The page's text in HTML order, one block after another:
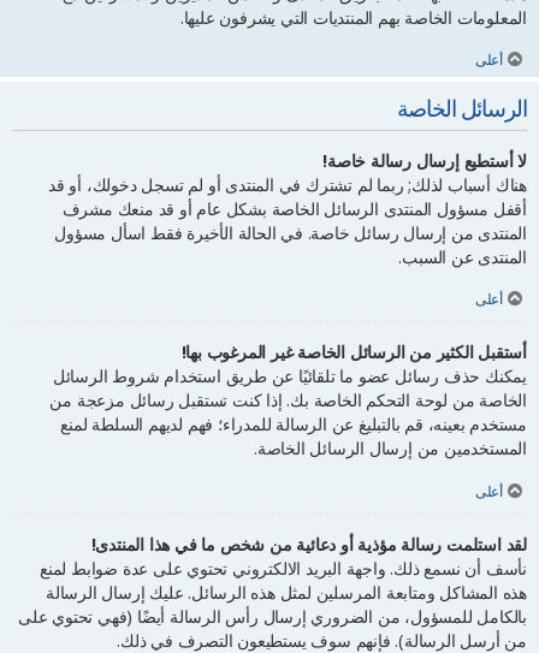
المعلومات الخاصة بهم المنتديات التي يشرفون عليها.
أعلى
الرسائل الخاصة
لا أستطيع إرسال رسالة خاصة!
هناك أسباب لذلك; ربما لم تشترك في المنتدى أو لم تسجل دخولك، أو قد
أقفل مسؤول المنتدى الرسائل الخاصة بشكل عام أو قد منعك مشرف
المنتدى من إرسال رسائل خاصة. في الحالة الأخيرة فقط اسأل مسؤول
المنتدى عن السبب.
أعلى
أستقبل الكثير من الرسائل الخاصة غير المرغوب بها!
يمكنك حذف رسائل عضو ما تلقائيًا عن طريق استخدام شروط الرسائل
الخاصة من لوحة التحكم الخاصة بك. إذا كنت تستقبل رسائل مزعجة من
مستخدم بعينه، قم بالتبليغ عن الرسالة للمدراء؛ فهم لديهم السلطة لمنع
المستخدمين من إرسال الرسائل الخاصة.
أعلى
لقد استلمت رسالة مؤذية أو دعائية من شخص ما في هذا المنتدى!
نأسف أن نسمع ذلك. واجهة البريد الالكتروني تحتوي على عدة ضوابط لمنع
هذه المشاكل ومتابعة المرسلين لمثل هذه الرسائل. عليك إرسال الرسالة
بالكامل للمسؤول، من الضروري إرسال رأس الرسالة أيضًا (فهي تحتوي على
من أرسل الرسالة). فإنهم سوف يستطيعون التصرف في ذلك.